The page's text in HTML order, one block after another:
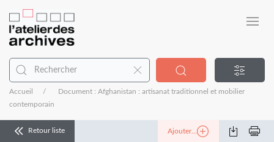
Accueil
Document : Afghanistan : artisanat traditionnel et mobilier
contemporain
Retour liste Ajouter...